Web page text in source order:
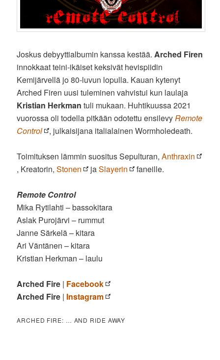
Joskus debyyttialbumin kanssa kestää.Arched Firen
innokkaat teini-ikäiset keksivät hevispiidin
Kemijärvellä jo 80-luvun lopulla. Kauan kytenyt
Arched Firen uusi tuleminen vahvistui kun laulaja
Kristian Herkman tuli mukaan. Huhtikuussa 2021
vuorossa oli todella pitkään odotettu ensilevyRemote
Control
, julkaisijana italialainen Wormholedeath.
Toimituksen lämmin suositus Sepulturan,Anthraxin
, Kreatorin,Stonen jaSlayerin faneille.
Remote Control
Mika Rytilahti – bassokitara
Aslak Purojärvi – rummut
Janne Särkelä – kitara
Ari Väntänen – kitara
Kristian Herkman – laulu
Arched Fire | Facebook
Arched Fire | Instagram
ARCHED FIRE: … AND RIDE AWAY